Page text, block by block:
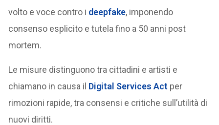
volto e voce contro i deepfake, imponendo
consenso esplicito e tutela fino a 50 anni post
mortem.
Le misure distinguono tra cittadini e artisti e
chiamano in causa il Digital Services Act per
rimozioni rapide, tra consensi e critiche sull’utilità di
nuovi diritti.